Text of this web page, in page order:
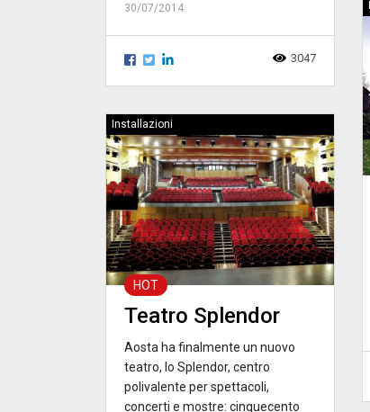
30/07/2014
3047
Installazioni
HOT
Teatro Splendor
Aosta ha finalmente un nuovo
teatro, lo Splendor, centro
polivalente per spettacoli,
concerti e mostre: cinquecento